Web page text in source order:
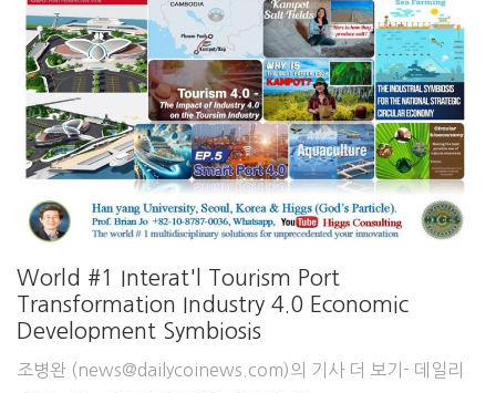
World #1 Interat'l Tourism Port
Transformation Industry 4.0 Economic
Development Symbiosis
조병완 (news@dailycoinews.com)의 기사 더 보기- 데일리